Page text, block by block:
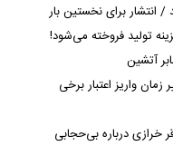
/ انتشار برای نخستین بار
تولید فروخته می‌شود!
واریز اعتبار برخی
خرازی درباره بی‌حجابی